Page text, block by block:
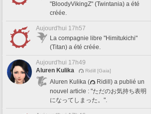
"BloodyVikingZ" (Twintania) a été
créée.
Aujourd'hui 17h57
La compagnie libre "Himitukichi"
(Titan) a été créée.
Aujourd'hui 17h49
Aluren Kulika
Ridill [Gaia]
Aluren Kulika (
Ridill) a publié un
nouvel article : "ただのお気持ち表明
になってしまった。".